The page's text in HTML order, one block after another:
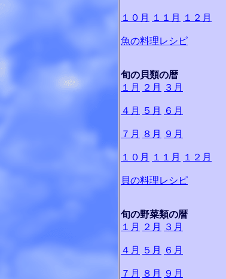
１０月 １１月 １２月
魚の料理レシピ
旬の貝類の暦
１月
２月 ３月
４月 ５月 ６月
７月 ８月 ９月
１０月 １１月 １２月
貝の料理レシピ
旬の野菜類の暦
１月
２月 ３月
４月 ５月 ６月
７月 ８月 ９月